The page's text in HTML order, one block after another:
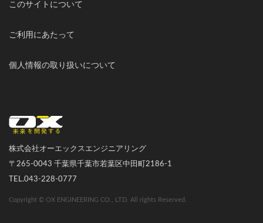
このサイトについて
ご利用にあたって
個人情報の取り扱いについて
株式会社オーエックスエンジニアリング
〒265-0043 千葉県千葉市若葉区中田町2186-1
TEL.043-228-0777
Copyright © OX ENGINEERING CO., LTD. All rights Reserved.